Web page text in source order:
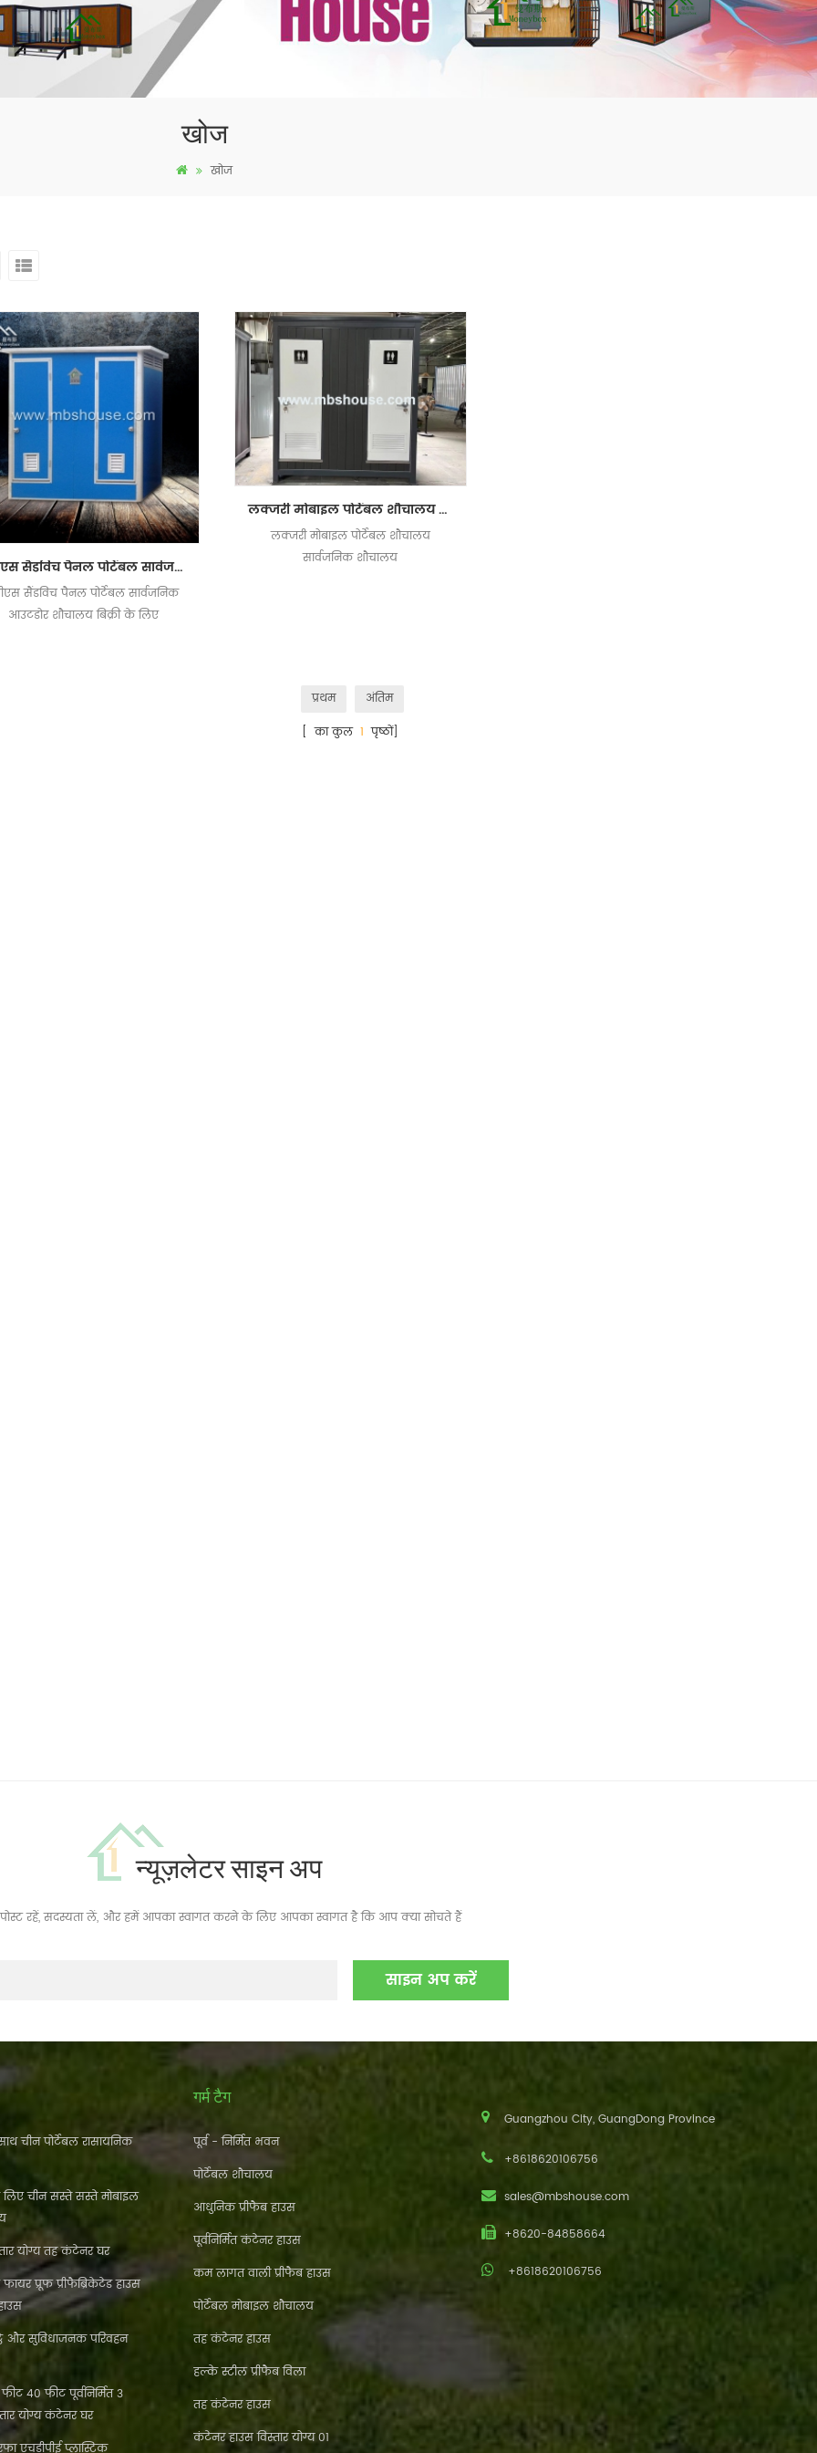
खोज
खोज
ईपीएस सैंडविच पैनल पोर्टेबल सार्वजनिक आउटडोर शौचालय बिक्री के लिए
सैंडविच पैनल पोर्टेबल सार्वजनिक
आउटडोर शौचालय बिक्री के लिए
लक्जरी मोबाइल पोर्टेबल शौचालय सार्वजनिक शौचालय
लक्जरी मोबाइल पोर्टेबल शौचालय
सार्वजनिक शौचालय
प्रथम
अंतिम
[ का कुल1 पृष्ठों]
न्यूज़लेटर साइन अप
रहें, सदस्यता लें, और हमें आपका स्वागत करने के लिए आपका स्वागत है कि आप क्या सोचते हैं
चीन पोर्टेबल रासायनिक
चीन सस्ते सस्ते मोबाइल
योग्य तह कंटेनर घर
प्रूफ प्रीफैब्रिकेटेड हाउस
और सुविधाजनक परिवहन
40 फीट पूर्वनिर्मित 3
योग्य कंटेनर घर
एचडीपीई प्लास्टिक
गर्म टैग
पूर्व - निर्मित भवन
पोर्टेबल शौचालय
आधुनिक प्रीफैब हाउस
पूर्वनिर्मित कंटेनर हाउस
कम लागत वाली प्रीफैब हाउस
पोर्टेबल मोबाइल शौचालय
तह कंटेनर हाउस
हल्के स्टील प्रीफैब विला
तह कंटेनर हाउस
कंटेनर हाउस विस्तार योग्य 01
Guangzhou City, GuangDong Province
+8618620106756
sales@mbshouse.com
+8620-84858664
+8618620106756
mbshou
se.com